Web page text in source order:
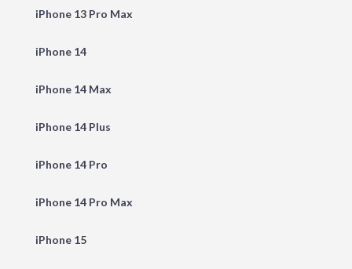
iPhone 13 Pro Max
iPhone 14
iPhone 14 Max
iPhone 14 Plus
iPhone 14 Pro
iPhone 14 Pro Max
iPhone 15